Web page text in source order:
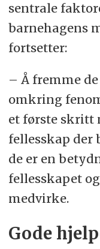
sentrale
barnehagens
fortsetter:
– Å fremme
omkring
et første skritt
fellesskap der
de er en
fellesskapet
medvirke.
Gode